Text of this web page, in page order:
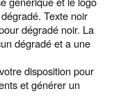
Texte noir
dégradé noir. La
dégradé et a une
disposition pour
et générer un